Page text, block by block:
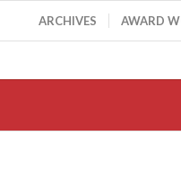
ARCHIVES AWARD